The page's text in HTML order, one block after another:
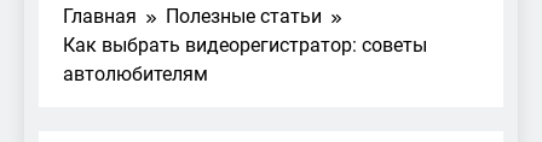
Главная
Полезные статьи
Как выбрать видеорегистратор: советы
автолюбителям